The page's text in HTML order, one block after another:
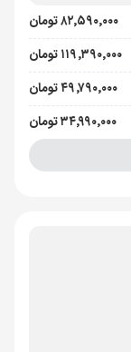
۸۲٬۵۹۰٬۰۰۰ تومان
۱۱۹٬۳۹۰٬۰۰۰ تومان
۴۹٬۷۹۰٬۰۰۰ تومان
۳۴٬۹۹۰٬۰۰۰ تومان